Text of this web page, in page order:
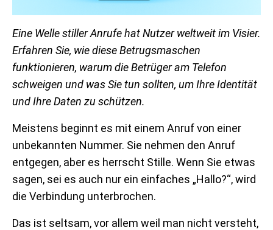
Eine Welle stiller Anrufe hat Nutzer weltweit im Visier.
Erfahren Sie, wie diese Betrugsmaschen
funktionieren, warum die Betrüger am Telefon
schweigen und was Sie tun sollten, um Ihre Identität
und Ihre Daten zu schützen.
Meistens beginnt es mit einem Anruf von einer
unbekannten Nummer. Sie nehmen den Anruf
entgegen, aber es herrscht Stille. Wenn Sie etwas
sagen, sei es auch nur ein einfaches „Hallo?“, wird
die Verbindung unterbrochen.
Das ist seltsam, vor allem weil man nicht versteht,